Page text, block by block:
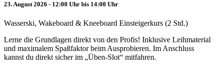
23. August 2026 - 12:00 Uhr bis 14:00 Uhr
Wasserski, Wakeboard & Kneeboard Einsteigerkurs (2 Std.)
Lerne die Grundlagen direkt von den Profis! Inklusive Leihmaterial
und maximalem Spaßfaktor beim Ausprobieren. Im Anschluss
kannst du direkt sicher im „Üben-Slot“ mitfahren.